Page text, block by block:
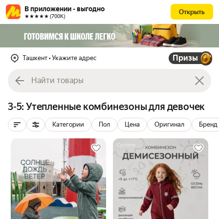
В приложении - выгодно
★★★★★ (700К)
Открыть
Ташкент • Укажите адрес Призы
3-5: Утепленные комбинезоны для девочек
Категории Пол Цена Оригинал Бренд